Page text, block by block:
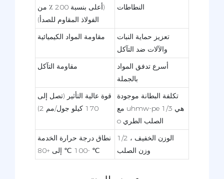
(أعلى بنسبة 200 ٪ من
الفولاذ المقاوم للصدأ)
النطاطات
مقاومة المواد الكيميائية
تعزيز حماية النبات
والآلات ضد التآكل
مقاومة التآكل
أسرع تدفق المواد
بالجملة
قوة عالية التأثير (تصل إلى
170 كيلو جول/مم 2)
تكلفة البطانة موجودة
مع uhmw-pe هي 1/3
o الصلب الطري
نطاق درجة حرارة الخدمة
-100 ℃ إلى +80 ℃
الوزن الخفيف ، 1/2
وزن الصلب